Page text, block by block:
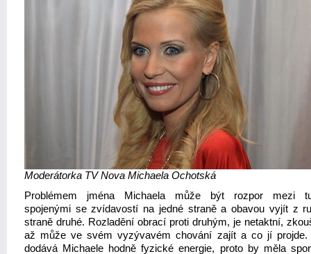
Moderátorka TV Nova Michaela Ochotská
Problémem jména Michaela může být rozpor mezi
spojenými se zvídavostí na jedné straně a obavou vyjít z
straně druhé. Rozladění obrací proti druhým, je netaktní,
až může ve svém vyzývavém chování zajít a co jí projde.
dodává Michaele hodně fyzické energie, proto by měla